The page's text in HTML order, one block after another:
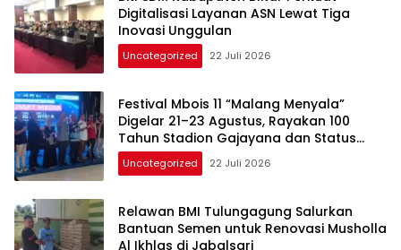
Digitalisasi Layanan ASN Lewat Tiga
Inovasi Unggulan
Uncategorized 22 Juli 2026
Festival Mbois 11 “Malang Menyala”
Digelar 21–23 Agustus, Rayakan 100
Tahun Stadion Gajayana dan Status
UNESCO
Uncategorized 22 Juli 2026
Relawan BMI Tulungagung Salurkan
Bantuan Semen untuk Renovasi Musholla
Al Ikhlas di Jabalsari